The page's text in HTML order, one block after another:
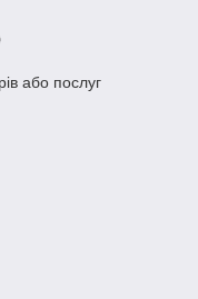
або послуг